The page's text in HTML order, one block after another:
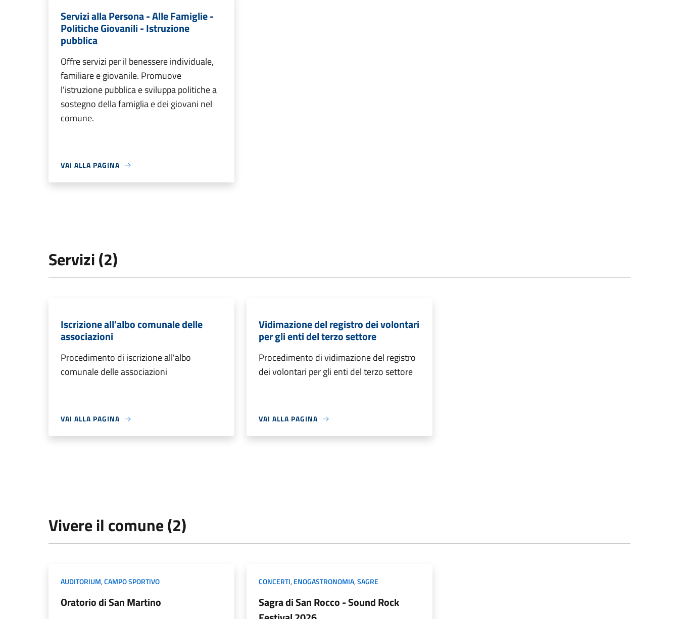
Servizi alla Persona - Alle Famiglie -
Politiche Giovanili - Istruzione
pubblica
Offre servizi per il benessere individuale,
familiare e giovanile. Promuove
l'istruzione pubblica e sviluppa politiche a
sostegno della famiglia e dei giovani nel
comune.
VAI ALLA PAGINA
Servizi (2)
Iscrizione all'albo comunale delle
associazioni
Procedimento di iscrizione all'albo
comunale delle associazioni
VAI ALLA PAGINA
Vidimazione del registro dei volontari
per gli enti del terzo settore
Procedimento di vidimazione del registro
dei volontari per gli enti del terzo settore
VAI ALLA PAGINA
Vivere il comune (2)
AUDITORIUM,CAMPO SPORTIVO
Oratorio di San Martino
CONCERTI,ENOGASTRONOMIA,SAGRE
Sagra di San Rocco - Sound Rock